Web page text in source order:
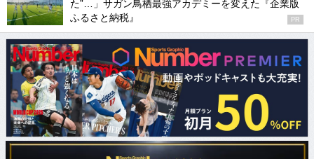
た”…」サガン鳥栖最強アカデミーを変えた『企業版
ふるさと納税』
PR